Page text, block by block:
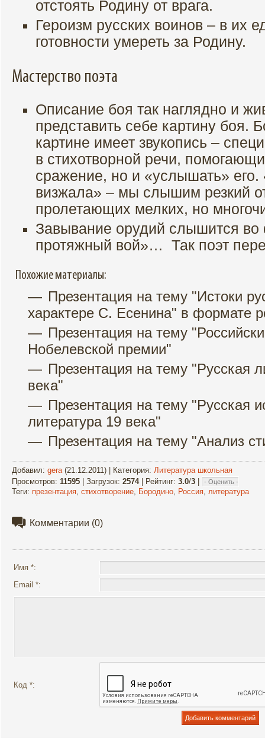
отстоять Родину от врага.
Героизм русских воинов – в их
готовности умереть за Родину.
Мастерство поэта
Описание боя так наглядно и
представить себе картину боя.
картине имеет звукопись –
в стихотворной речи,
сражение, но и «услышать» его.
визжала» – мы слышим резкий
пролетающих мелких, но
Завывание орудий слышится во
протяжный вой»… Так поэт
Похожие материалы:
Презентация на тему "Истоки
характере С. Есенина" в формате
Презентация на тему
Нобелевской премии"
Презентация на тему "Русская
века"
Презентация на тему "Русская
литература 19 века"
Презентация на тему "Анализ
Добавил: gera (21.12.2011) | Категория: Литература школьная
Просмотров: 11595 | Загрузок: 2574| Рейтинг: 3.0/3 |
Теги: презентация стихотворение Бородино Россия литература
Комментарии (0)
Имя *:
Email *:
Код *: